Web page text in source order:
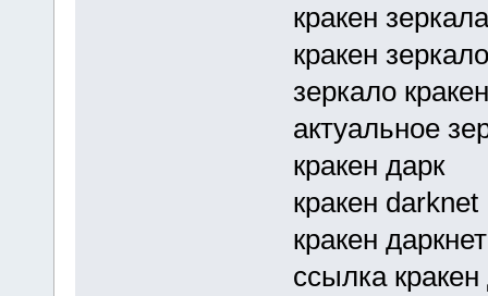
кракен зеркала
кракен зеркало
зеркало
актуальное
кракен дарк
кракен darknet
кракен
ссылка